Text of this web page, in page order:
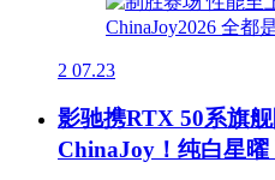
2 07.23
影驰携RTX 50系旗
ChinaJoy！纯白星